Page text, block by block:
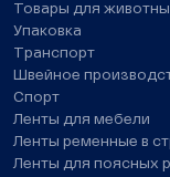
Товары для
Упаковка
Транспорт
Швейное
Спорт
Ленты для мебели
Ленты ременные в
Ленты для поясных